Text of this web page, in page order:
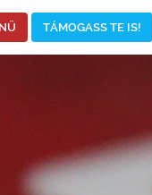
TÁMOGASS TE IS!